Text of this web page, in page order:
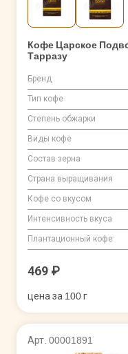
Кофе Царское
Тарразу
Бренд
Тип кофе
Степень обжарки
Виды кофе
Состав зерна
Страна выращивания
Кофе со вкусом
Интенсивность вкуса
Плантационный кофе
469 ₽
цена за 100 г
Арт. 00001891